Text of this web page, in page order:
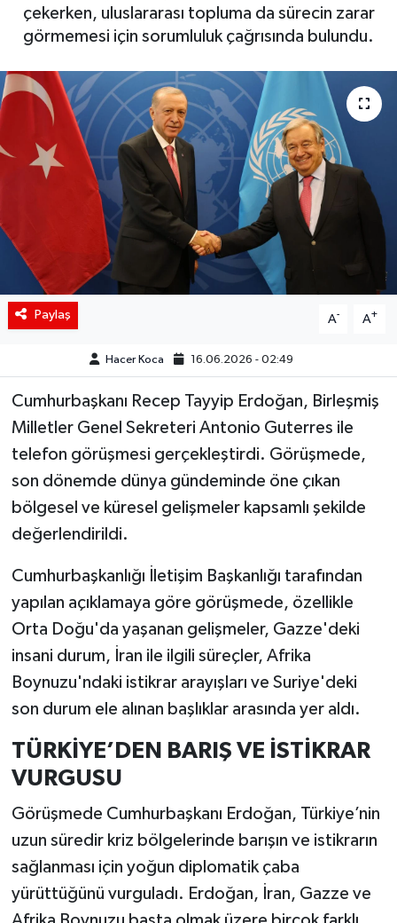
çekerken, uluslararası topluma da sürecin zarar
görmemesi için sorumluluk çağrısında bulundu.
Paylaş A- A+
Hacer Koca 16.06.2026 - 02:49
Cumhurbaşkanı Recep Tayyip Erdoğan, Birleşmiş
Milletler Genel Sekreteri Antonio Guterres ile
telefon görüşmesi gerçekleştirdi. Görüşmede,
son dönemde dünya gündeminde öne çıkan
bölgesel ve küresel gelişmeler kapsamlı şekilde
değerlendirildi.
Cumhurbaşkanlığı İletişim Başkanlığı tarafından
yapılan açıklamaya göre görüşmede, özellikle
Orta Doğu'da yaşanan gelişmeler, Gazze'deki
insani durum, İran ile ilgili süreçler, Afrika
Boynuzu'ndaki istikrar arayışları ve Suriye'deki
son durum ele alınan başlıklar arasında yer aldı.
TÜRKİYE’DEN BARIŞ VE İSTİKRAR
VURGUSU
Görüşmede Cumhurbaşkanı Erdoğan, Türkiye’nin
uzun süredir kriz bölgelerinde barışın ve istikrarın
sağlanması için yoğun diplomatik çaba
yürüttüğünü vurguladı. Erdoğan, İran, Gazze ve
Spor
Yaşam